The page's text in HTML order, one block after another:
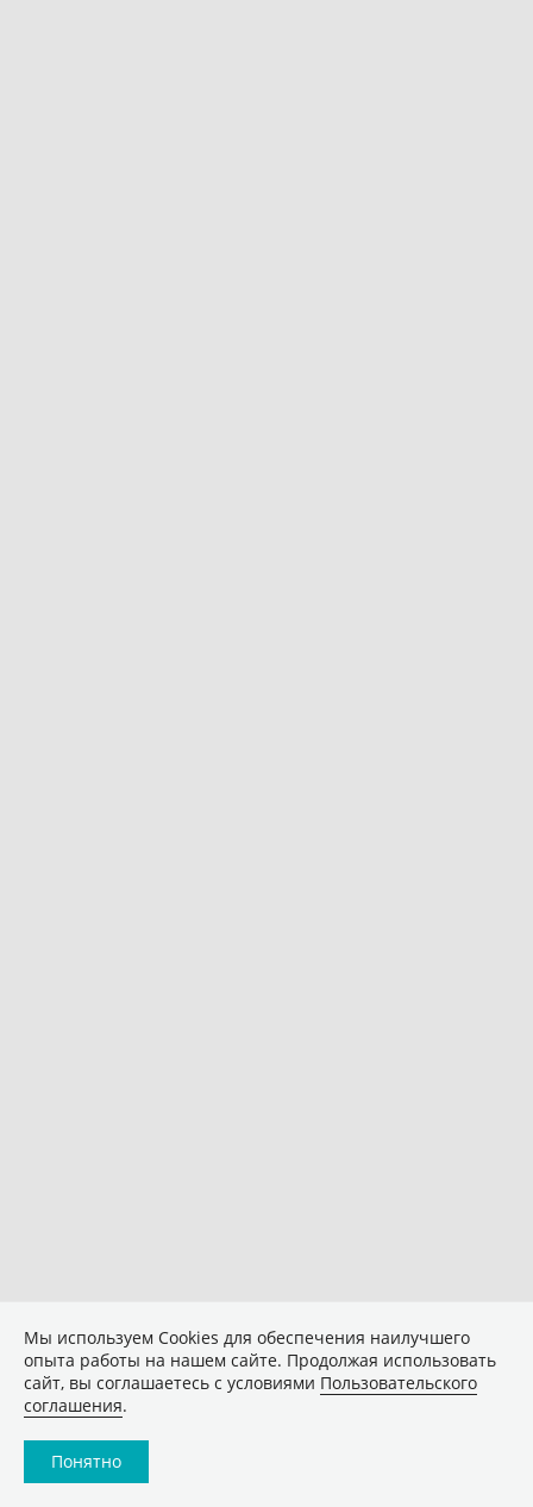
Мы используем Сookies для обеспечения наилучшего
опыта работы на нашем сайте. Продолжая использовать
сайт, вы соглашаетесь с условиями Пользовательского
соглашения.
Понятно